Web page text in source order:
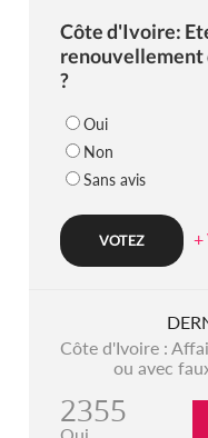
Côte d'Ivoire:
renouvellement
?
Oui
Non
Sans avis
+
Côte d'Ivoire :
ou avec
2355